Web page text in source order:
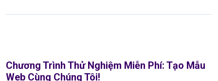
Chương Trình Thử Nghiệm Miễn Phí: Tạo Mẫu
Web Cùng Chúng Tôi!